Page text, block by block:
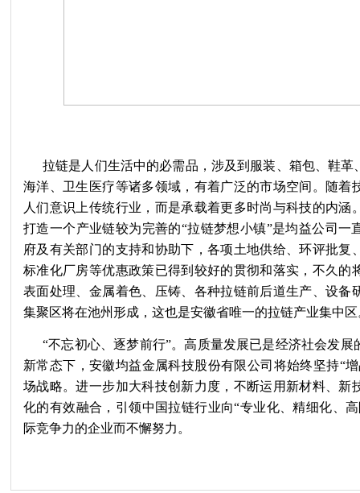
拉链是人们生活中的必需品，涉及到服装、箱包、鞋革
海洋、卫生医疗等诸多领域，有着广泛的市场空间。随着
人们意识上传统行业，而是承载着更多时尚与科技的内涵
打造一个产业链较为完善的“拉链梦想小镇”是均益公司一
府及有关部门的支持和协助下，各项土地供给、环评批复
标准化厂房等优惠政策已得到较好的贯彻和落实，不久的
表面处理、金属着色、压铸、各种拉链前后道生产、设备
集聚区将在池州形成，这也是安徽省唯一的拉链产业集中区
“不忘初心、逐梦前行”。高质量发展已是经济社会发
新常态下，安徽均益金属科技股份有限公司将始终坚持“
场战略。进一步加大科技创新力度，不断运用新材料、新
化的有效融合，引领中国拉链行业向“专业化、精细化、
际竞争力的企业而不懈努力。